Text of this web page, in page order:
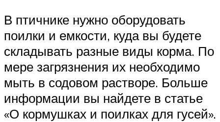
В птичнике нужно оборудовать
поилки и емкости, куда вы будете
складывать разные виды корма. По
мере загрязнения их необходимо
мыть в содовом растворе. Больше
информации вы найдете в статье
«О кормушках и поилках для гусей».